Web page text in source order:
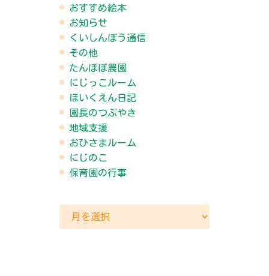
おすすめ絵本
お知らせ
くいしんぼう通信
その他
たんぽぽ農園
にじっこルーム
ほいくえん日記
園長のつぶやき
地域支援
おひさまルーム
にじのこ
保育園の行事